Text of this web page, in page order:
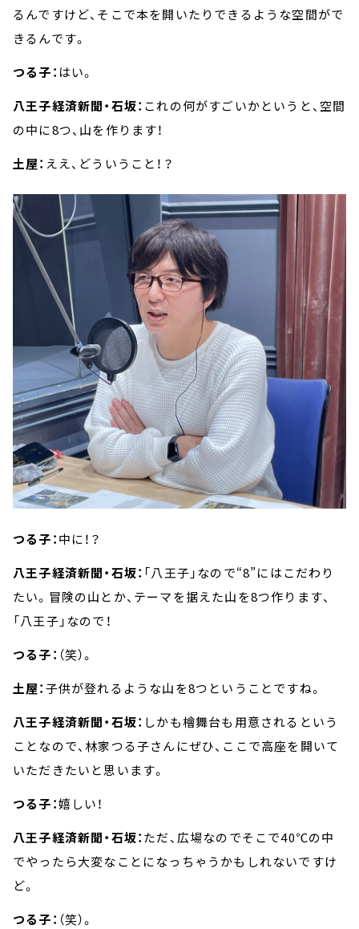
るんですけど、そこで本を開いたりできるような空間がで
きるんです。
つる子： はい。
八王子経済新聞・石坂： これの何がすごいかというと、空間
の中に8つ、山を作ります！
土屋： ええ、どういうこと！？
つる子：中に！？
八王子経済新聞・石坂： 「八王子」なので“8”にはこだわり
たい。冒険の山とか、テーマを据えた山を8つ作ります、
「八王子」なので！
つる子： （笑）。
土屋：子供が登れるような山を8つということですね。
八王子経済新聞・石坂： しかも檜舞台も用意されるという
ことなので、林家つる子さんにぜひ、ここで高座を開いて
いただきたいと思います。
つる子：嬉しい！
八王子経済新聞・石坂：ただ、広場なのでそこで40℃の中
でやったら大変なことになっちゃうかもしれないですけ
ど。
つる子： （笑）。